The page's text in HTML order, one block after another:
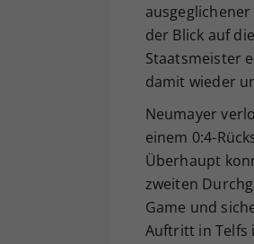
der Blick auf
Staatsmeister
damit wieder
Neumayer
einem 0:4-
Überhaupt
zweiten
Game und
Auftritt in Telfs